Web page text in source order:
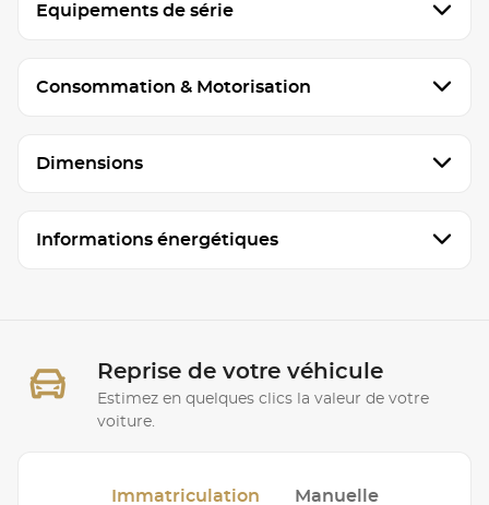
Equipements de série
Consommation & Motorisation
Dimensions
Informations énergétiques
Reprise de votre véhicule
Estimez en quelques clics la valeur de votre
voiture.
Immatriculation Manuelle